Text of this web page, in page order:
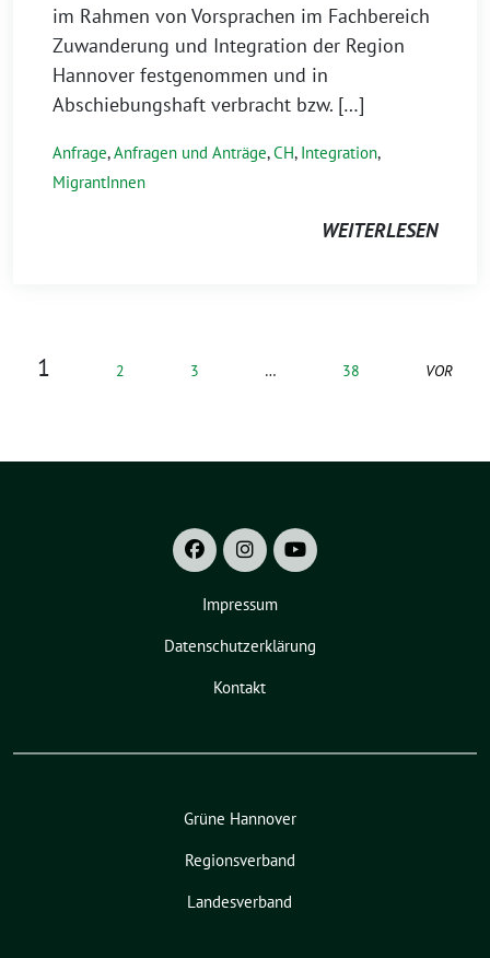
im Rahmen von Vorsprachen im Fachbereich
Zuwanderung und Integration der Region
Hannover festgenommen und in
Abschiebungshaft verbracht bzw. […]
Anfrage,Anfragen und Anträge,CH, Integration,
MigrantInnen
WEITERLESEN
1 2 3 … 38 VOR
Impressum
Datenschutzerklärung
Kontakt
Grüne Hannover
Regionsverband
Landesverband